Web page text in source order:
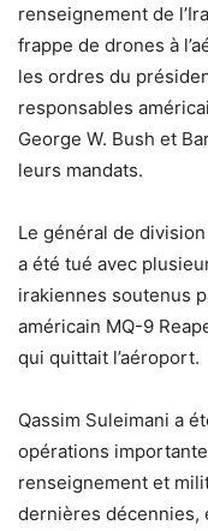
renseignement de
frappe de drones à
les ordres du
responsables
George W. Bush et
leurs mandats.
Le général de
a été tué avec
irakiennes soutenus
américain MQ-9
qui quittait l’aéroport.
Qassim Suleimani a
opérations
renseignement et
dernières décennies,